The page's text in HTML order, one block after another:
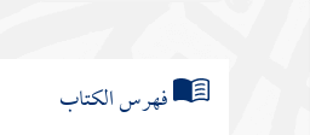
فهرس الكتاب